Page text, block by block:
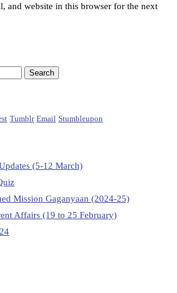
and website in this browser for the next
Tumblr Email Stumbleupon
(5-12 March)
Mission Gaganyaan (2024-25)
Affairs (19 to 25 February)